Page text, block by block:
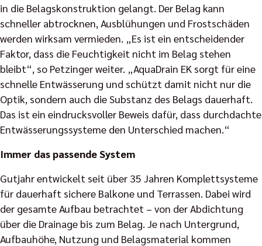
in die Belagskonstruktion gelangt. Der Belag kann
schneller abtrocknen, Ausblühungen und Frostschäden
werden wirksam vermieden. „Es ist ein entscheidender
Faktor, dass die Feuchtigkeit nicht im Belag stehen
bleibt“, so Petzinger weiter. „AquaDrain EK sorgt für eine
schnelle Entwässerung und schützt damit nicht nur die
Optik, sondern auch die Substanz des Belags dauerhaft.
Das ist ein eindrucksvoller Beweis dafür, dass durchdachte
Entwässerungssysteme den Unterschied machen.“
Immer das passende System
Gutjahr entwickelt seit über 35 Jahren Komplettsysteme
für dauerhaft sichere Balkone und Terrassen. Dabei wird
der gesamte Aufbau betrachtet – von der Abdichtung
über die Drainage bis zum Belag. Je nach Untergrund,
Aufbauhöhe, Nutzung und Belagsmaterial kommen